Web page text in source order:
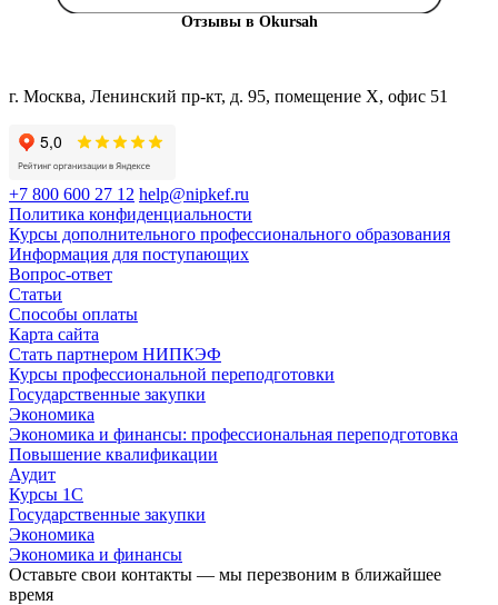
Отзывы в Okursah
г. Москва, Ленинский пр-кт, д. 95, помещение Х, офис 51
+7 800 600 27 12 help@nipkef.ru
Политика конфиденциальности
Курсы дополнительного профессионального образования
Информация для поступающих
Вопрос-ответ
Статьи
Способы оплаты
Карта сайта
Стать партнером НИПКЭФ
Курсы профессиональной переподготовки
Государственные закупки
Экономика
Экономика и финансы: профессиональная переподготовка
Повышение квалификации
Аудит
Курсы 1С
Государственные закупки
Экономика
Экономика и финансы
Оставьте свои контакты — мы перезвоним в ближайшее
время